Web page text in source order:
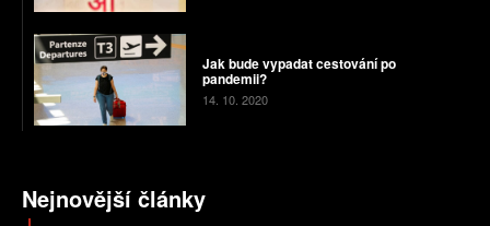
Jak bude vypadat cestování po
pandemii?
14. 10. 2020
Nejnovější články